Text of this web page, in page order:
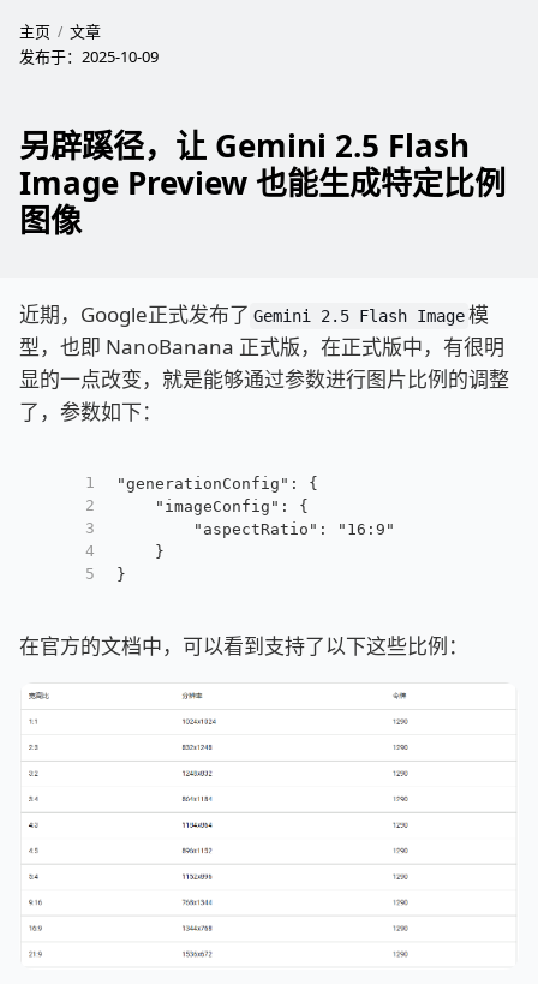
主页
文章
发布于： 2025-10-09
另辟蹊径，让 Gemini 2.5 Flash
Image Preview 也能生成特定比例
图像
近期，Google正式发布了 Gemini 2.5 Flash Image模
型，也即 NanoBanana 正式版，在正式版中，有很明
显的一点改变，就是能够通过参数进行图片比例的调整
了，参数如下：
1
2
3
4
5
"generationConfig": {
    "imageConfig": {
    	"aspectRatio": "16:9"
    }
}
在官方的文档中，可以看到支持了以下这些比例：